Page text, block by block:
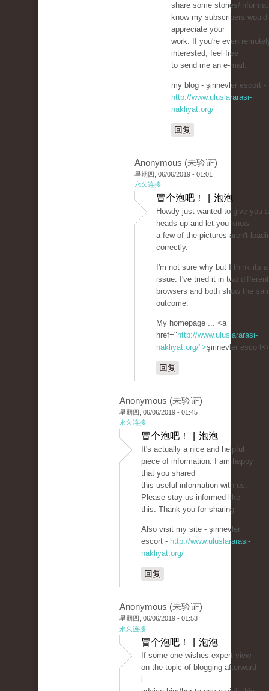
share some stories/
know my subscribers would
appreciate your
work. If you're even
interested, feel free
to send me an e-mail.
my blog - şirinevler escort -
http://www.uluslararasi-
nakliyat.org/
回复
Anonymous (未验证)
星期四, 06/06/2019 - 01:01
永久连接
冒个泡吧！ | 泡泡
Howdy just wanted to give you
heads up and let you know
a few of the pictures aren't
correctly.
I'm not sure why but I think its
issue. I've tried it in two different
browsers and both show the
outcome.
My homepage ... <a
href=" http://www.uluslararasi-
nakliyat.org/">şirinevler
回复
Anonymous (未验证)
星期四, 06/06/2019 - 01:45
永久连接
冒个泡吧！ | 泡泡
It's actually a nice and helpful
piece of information. I am happy
that you shared
this useful information with us.
Please stay us informed like
this. Thank you for sharing.
Also visit my site - şirinevler
escort - http://www.uluslararasi-
nakliyat.org/
回复
Anonymous (未验证)
星期四, 06/06/2019 - 01:53
永久连接
冒个泡吧！ | 泡泡
If some one wishes expert view
on the topic of blogging afterward
i